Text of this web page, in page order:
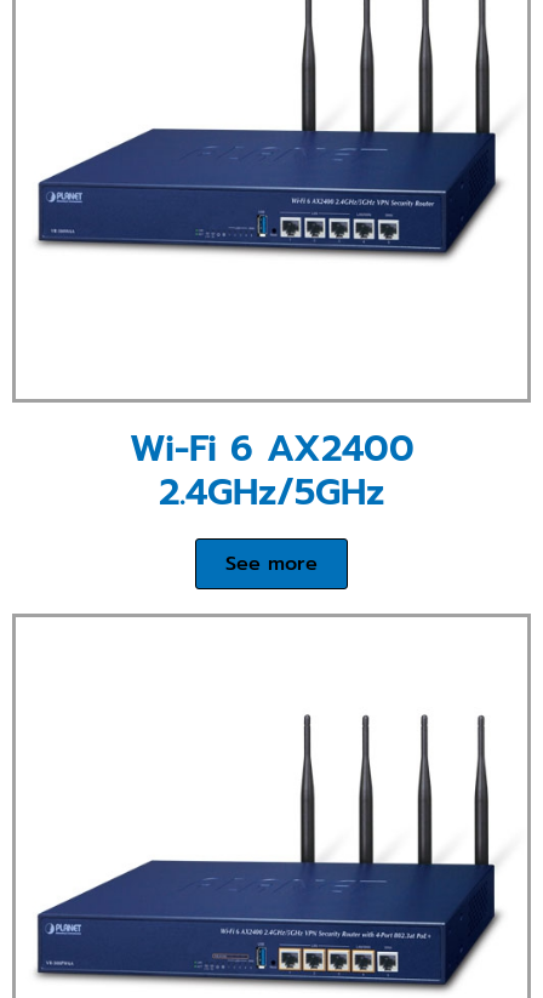
Wi-Fi 6 AX2400
2.4GHz/5GHz
See more